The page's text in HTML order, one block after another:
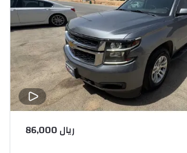
ريال 86,000